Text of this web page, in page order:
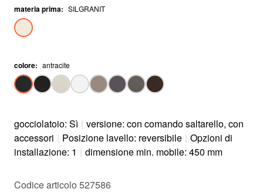
materia prima: SILGRANIT
colore: antracite
gocciolatoio: Sì | versione: con comando saltarello, con
accessori | Posizione lavello: reversibile | Opzioni di
installazione: 1 | dimensione min. mobile: 450 mm
Codice articolo 527586